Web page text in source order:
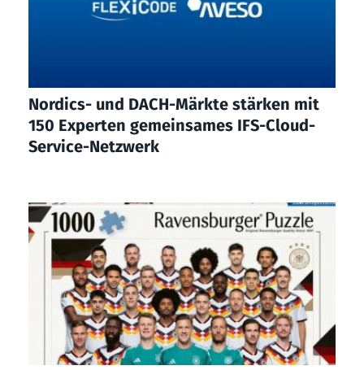
Nordics- und DACH-Märkte stärken mit
150 Experten gemeinsames IFS-Cloud-
Service-Netzwerk